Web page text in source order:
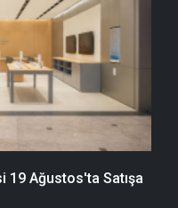
19 Ağustos'ta Satışa